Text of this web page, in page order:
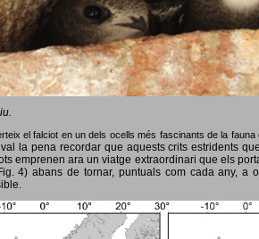
el falciot en un dels ocells més fascinants de la fauna
la pena recordar que aquests crits estridents
emprenen ara un viatge extraordinari que els
4) abans de tornar, puntuals com cada any,